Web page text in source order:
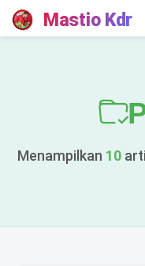
Mastio Kdr
Menampilkan 10